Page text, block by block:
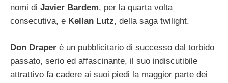
nomi di Javier Bardem, per la quarta volta
consecutiva, e Kellan Lutz, della saga twilight.
Don Draper è un pubblicitario di successo dal torbido
passato, serio ed affascinante, il suo indiscutibile
attrattivo fa cadere ai suoi piedi la maggior parte dei